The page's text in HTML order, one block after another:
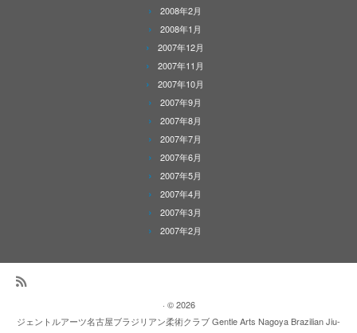
2008年2月
2008年1月
2007年12月
2007年11月
2007年10月
2007年9月
2007年8月
2007年7月
2007年6月
2007年5月
2007年4月
2007年3月
2007年2月
· © 2026
ジェントルアーツ名古屋ブラジリアン柔術クラブ Gentle Arts Nagoya Brazilian Jiu-